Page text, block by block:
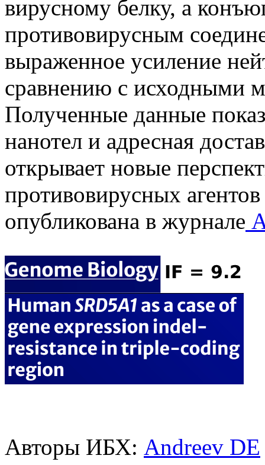
вирусному белку, а
противовирусным
выраженное усиление
сравнению с исходными
Полученные данные
нанотел и адресная
открывает новые
противовирусных
опубликована в журнале
Авторы ИБХ: Andreev DE